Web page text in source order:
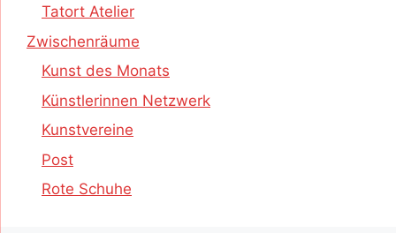
Tatort Atelier
Zwischenräume
Kunst des Monats
Künstlerinnen Netzwerk
Kunstvereine
Post
Rote Schuhe